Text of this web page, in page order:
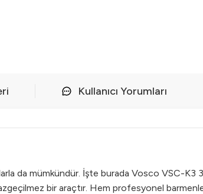
Kullanıcı Yorumları
da mümkündür. İşte burada Vosco VSC-K3
bir araçtır. Hem profesyonel